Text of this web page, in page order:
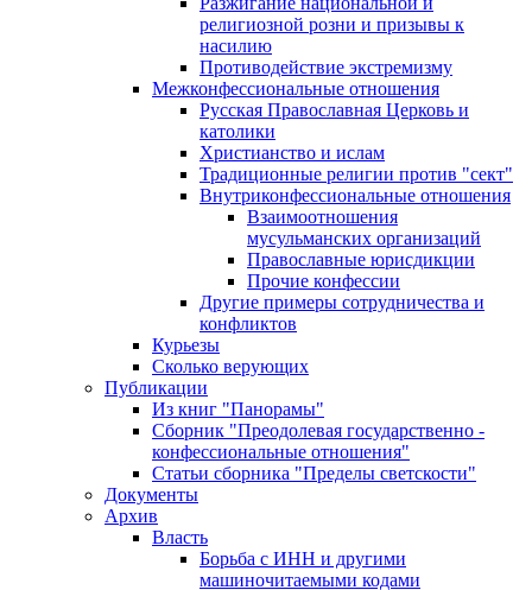
религиозной розни и призывы к
насилию
Противодействие экстремизму
Межконфессиональные отношения
Русская Православная Церковь и
католики
Христианство и ислам
Традиционные религии против "сект"
Внутриконфессиональные отношения
Взаимоотношения
мусульманских организаций
Православные юрисдикции
Прочие конфессии
Другие примеры сотрудничества и
конфликтов
Курьезы
Сколько верующих
Публикации
Из книг "Панорамы"
Сборник "Преодолевая государственно -
конфессиональные отношения"
Статьи сборника "Пределы светскости"
Документы
Архив
Власть
Борьба с ИНН и другими
машиночитаемыми кодами